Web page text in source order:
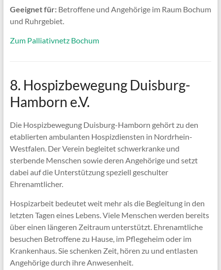
Geeignet für:Betroffene und Angehörige im Raum Bochum
und Ruhrgebiet.
Zum Palliativnetz Bochum
8. Hospizbewegung Duisburg-
Hamborn e.V.
Die Hospizbewegung Duisburg-Hamborn gehört zu den
etablierten ambulanten Hospizdiensten in Nordrhein-
Westfalen. Der Verein begleitet schwerkranke und
sterbende Menschen sowie deren Angehörige und setzt
dabei auf die Unterstützung speziell geschulter
Ehrenamtlicher.
Hospizarbeit bedeutet weit mehr als die Begleitung in den
letzten Tagen eines Lebens. Viele Menschen werden bereits
über einen längeren Zeitraum unterstützt. Ehrenamtliche
besuchen Betroffene zu Hause, im Pflegeheim oder im
Krankenhaus. Sie schenken Zeit, hören zu und entlasten
Angehörige durch ihre Anwesenheit.